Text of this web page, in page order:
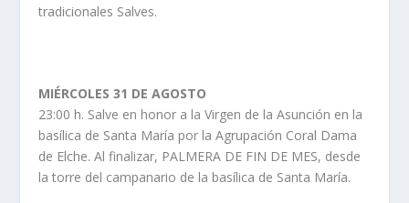
tradicionales Salves.
MIÉRCOLES 31 DE AGOSTO
23:00 h. Salve en honor a la Virgen de la Asunción en la
basílica de Santa María por la Agrupación Coral Dama
de Elche. Al finalizar, PALMERA DE FIN DE MES, desde
la torre del campanario de la basílica de Santa María.